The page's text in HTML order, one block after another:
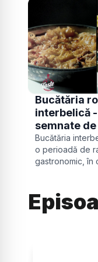
Bucătăria
interbelică
semnate
Petrescu
Bucătăria
o perioadă de
gastronomic, în